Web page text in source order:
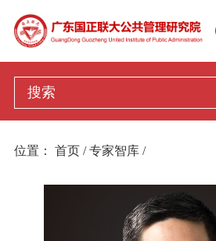
网站首页
国正联大
专家智库
位置： 首页 / 专家智库 /